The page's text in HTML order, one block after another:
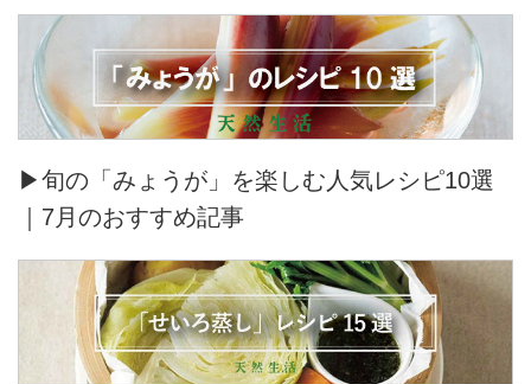
▶旬の「みょうが」を楽しむ人気レシピ10選
｜7月のおすすめ記事